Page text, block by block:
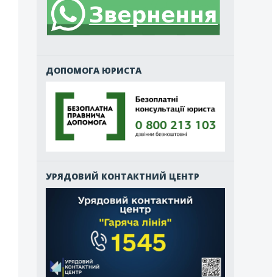
ДОПОМОГА ЮРИСТА
УРЯДОВИЙ КОНТАКТНИЙ ЦЕНТР